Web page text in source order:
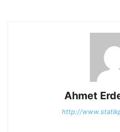
Ahmet
http://